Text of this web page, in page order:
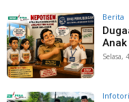
Berita
Selasa,